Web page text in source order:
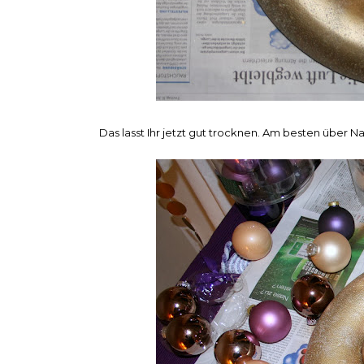
Das lasst Ihr jetzt gut trocknen. Am besten über